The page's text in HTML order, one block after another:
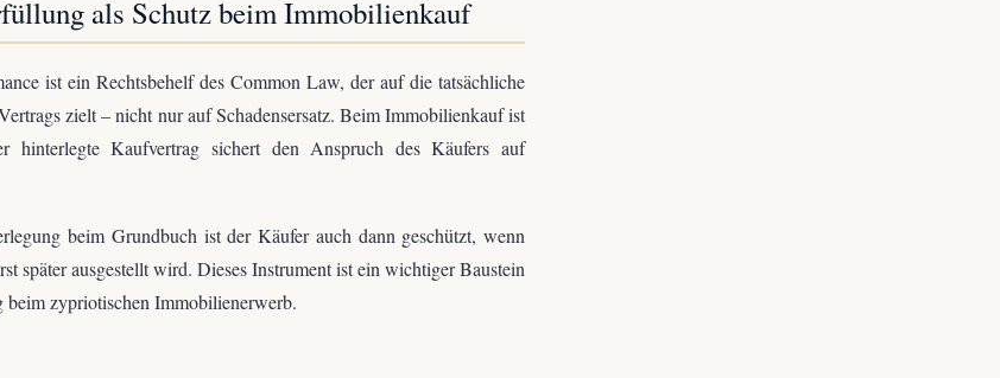
als Schutz beim Immobilienkauf
ist ein Rechtsbehelf des Common Law, der auf die tatsächliche
zielt – nicht nur auf Schadensersatz. Beim Immobilienkauf ist
hinterlegte Kaufvertrag sichert den Anspruch des Käufers auf
beim Grundbuch ist der Käufer auch dann geschützt, wenn
später ausgestellt wird. Dieses Instrument ist ein wichtiger Baustein
beim zypriotischen Immobilienerwerb.